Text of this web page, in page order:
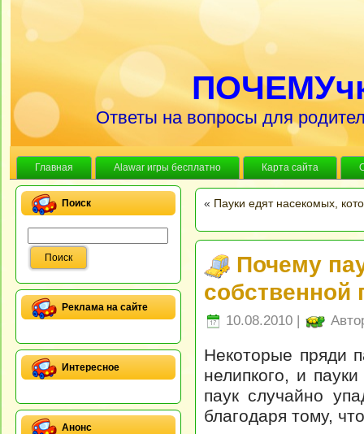
Ответы на вопросы для
Главная Alawar игры бесплатно Карта сайта
Поиск
Реклама на сайте
Интересное
Анонс
« Пауки едят насекомых,
Почему
собственной
10.08.2010 |
Некоторые пряди
нелипкого, и
паук случайно
благодаря тому,